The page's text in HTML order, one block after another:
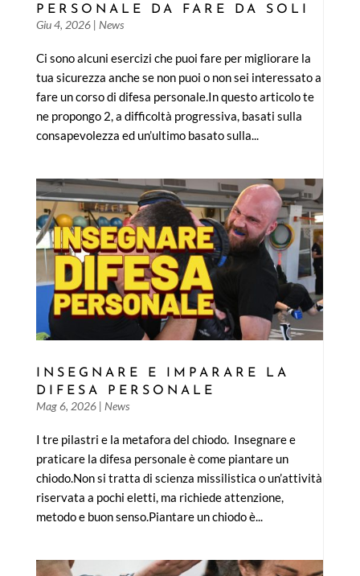
PERSONALE DA FARE DA SOLI
Giu 4, 2026| News
Ci sono alcuni esercizi che puoi fare per migliorare la
tua sicurezza anche se non puoi o non sei interessato a
fare un corso di difesa personale.In questo articolo te
ne propongo 2, a difficoltà progressiva, basati sulla
consapevolezza ed un’ultimo basato sulla...
INSEGNARE E IMPARARE LA
DIFESA PERSONALE
Mag 6, 2026| News
I tre pilastri e la metafora del chiodo. Insegnare e
praticare la difesa personale è come piantare un
chiodo.Non si tratta di scienza missilistica o un’attività
riservata a pochi eletti, ma richiede attenzione,
metodo e buon senso.Piantare un chiodo è...